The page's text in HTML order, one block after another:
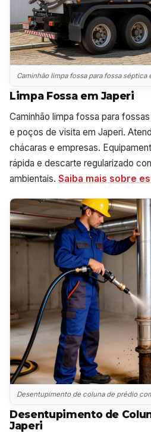
Caminhão limpa fossa para fossa séptica
Limpa Fossa em Japeri
Caminhão limpa fossa para
e poços de visita em Japeri.
chácaras e empresas.
rápida e descarte regularizado
ambientais. Saiba mais sobre
Desentupimento de coluna de prédio
Desentupimento de
Japeri